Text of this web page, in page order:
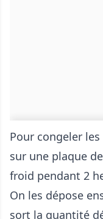
Pour congeler
sur une plaque
froid pendant 2
On les dépose
sort la quantité